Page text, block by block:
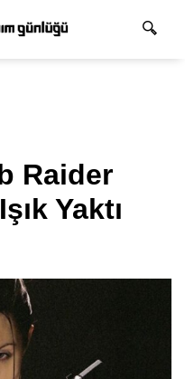
Raider
Yaktı